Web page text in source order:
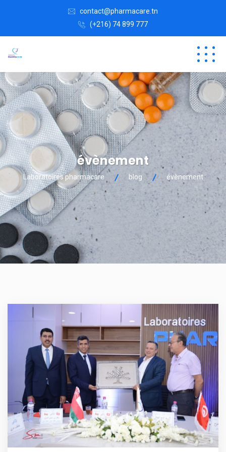
contact@pharmacare.tn
(+216) 74 899 777
évènement
Laboratoires pharmacare blog évènement